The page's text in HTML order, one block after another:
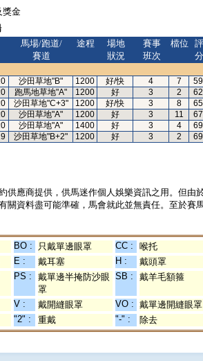
獎金
馬場/跑道/
賽道
途程
場地
狀況
賽事
班次
檔位
評
分
沙田草地"B" 1200 好/快 4 7
59
跑馬地草地"A" 1200 好 3 2
62
沙田草地"C+3" 1200 好/快 3 8
65
沙田草地"A" 1200 好 3 11
67
沙田草地"A" 1400 好 3 4
69
沙田草地"B+2" 1200 好 3 2 69
供應商提供，供馬迷作個人娛樂資訊之用。但
關資料盡可能準確，馬會就此並無責任。至於賽
BO : 只戴單邊眼罩 CC :
喉托
E : 戴耳塞 H :
戴頭罩
PS :
戴單邊半掩防沙眼
罩
SB : 戴羊毛額箍
V : 戴開縫眼罩 VO : 戴單邊開縫眼罩
"2" : 重戴 "-" : 除去